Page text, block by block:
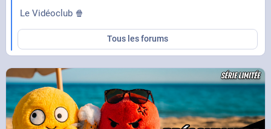
Le Vidéoclub 🍿
Tous les forums